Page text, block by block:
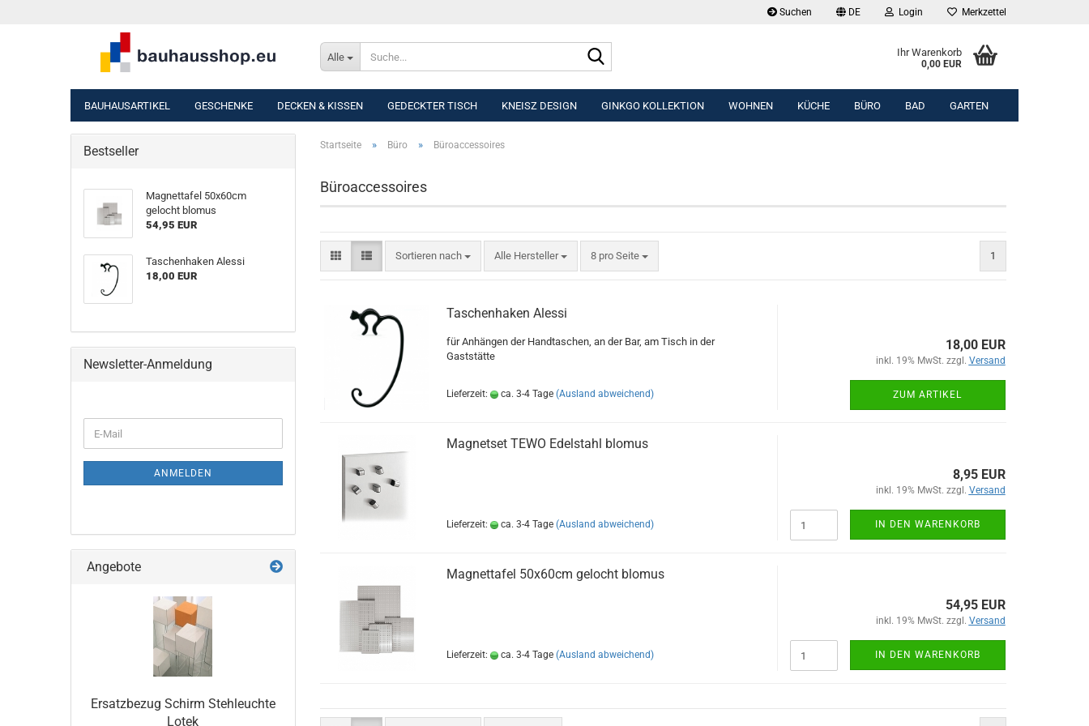
Suchen DE Login Merkzettel
Alle Ihr Warenkorb
0,00 EUR
BAUHAUSARTIKEL GESCHENKE DECKEN & KISSEN GEDECKTER TISCH KNEISZ DESIGN GINKGO KOLLEKTION WOHNEN KÜCHE BÜRO BAD GARTEN
Startseite » Büro » Büroaccessoires
Büroaccessoires
Sortieren nach
Sortieren nach Alle Hersteller 8 pro Seite
pro Seite 1
Taschenhaken Alessi
für Anhängen der Handtaschen, an der Bar, am Tisch in der
Gaststätte
Lieferzeit: ca. 3-4 Tage (Ausland abweichend)
18,00 EUR
inkl. 19% MwSt. zzgl. Versand
ZUM ARTIKEL
Magnetset TEWO Edelstahl blomus
Lieferzeit: ca. 3-4 Tage (Ausland abweichend)
8,95 EUR
inkl. 19% MwSt. zzgl. Versand
IN DEN WARENKORB
Magnettafel 50x60cm gelocht blomus
Lieferzeit: ca. 3-4 Tage (Ausland abweichend)
54,95 EUR
inkl. 19% MwSt. zzgl. Versand
IN DEN WARENKORB
Bestseller
Magnettafel 50x60cm
gelocht blomus
54,95 EUR
Taschenhaken Alessi
18,00 EUR
Newsletter-Anmeldung
ZUR
E-
Mail
ANMELDEN
Angebote
Ersatzbezug Schirm Stehleuchte
Lotek